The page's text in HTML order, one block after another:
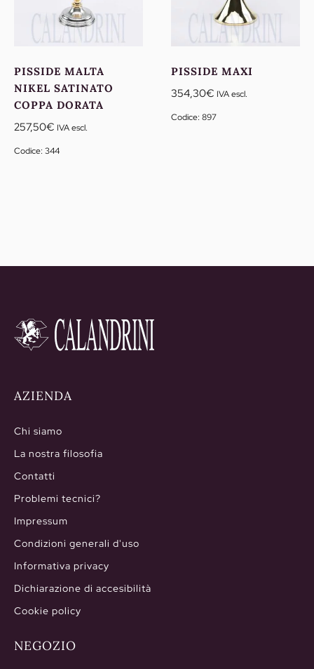
PISSIDE MALTA
NIKEL SATINATO
COPPA DORATA
257,50€ IVA escl.
Codice: 344
PISSIDE MAXI
354,30€ IVA escl.
Codice: 897
AZIENDA
Chi siamo
La nostra filosofia
Contatti
Problemi tecnici?
Impressum
Condizioni generali d'uso
Informativa privacy
Dichiarazione di accesibilità
Cookie policy
NEGOZIO